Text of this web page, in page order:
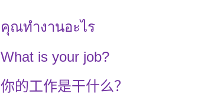
คุณทำงานอะไร
What is your job?
你的工作是干什么？